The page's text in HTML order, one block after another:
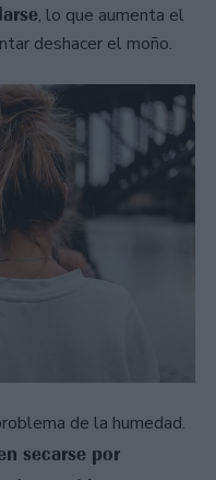
, lo que aumenta el
deshacer el moño.
de la humedad.
secarse por